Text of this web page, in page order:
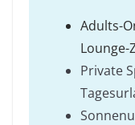
Adults-
Lounge-
Private